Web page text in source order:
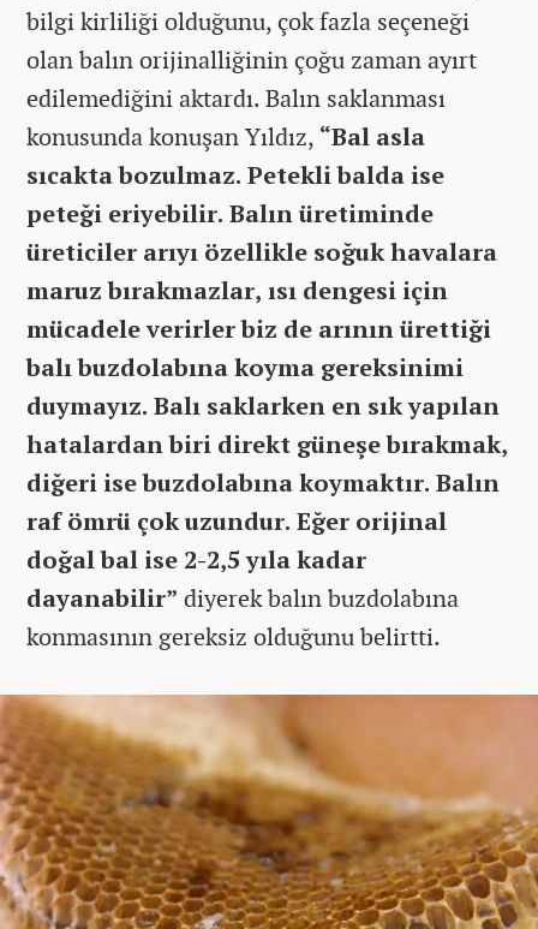
bilgi kirliliği olduğunu, çok fazla seçeneği
olan balın orijinalliğinin çoğu zaman ayırt
edilemediğini aktardı. Balın saklanması
konusunda konuşan Yıldız, “Bal asla
sıcakta bozulmaz. Petekli balda ise
peteği eriyebilir. Balın üretiminde
üreticiler arıyı özellikle soğuk havalara
maruz bırakmazlar, ısı dengesi için
mücadele verirler biz de arının ürettiği
balı buzdolabına koyma gereksinimi
duymayız. Balı saklarken en sık yapılan
hatalardan biri direkt güneşe bırakmak,
diğeri ise buzdolabına koymaktır. Balın
raf ömrü çok uzundur. Eğer orijinal
doğal bal ise 2-2,5 yıla kadar
dayanabilir” diyerek balın buzdolabına
konmasının gereksiz olduğunu belirtti.